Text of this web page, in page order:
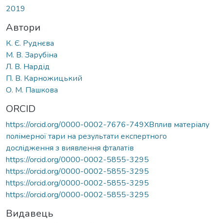
2019
Автори
К. Є. Руднєва
М. В. Зарубіна
Л. В. Нардід
П. В. Карножицький
О. М. Пашкова
ORCID
https://orcid.org/0000-0002-7676-749XВплив матеріалу
полімерної тари на результати експертного
дослідження з виявлення фталатів
https://orcid.org/0000-0002-5855-3295
https://orcid.org/0000-0002-5855-3295
https://orcid.org/0000-0002-5855-3295
https://orcid.org/0000-0002-5855-3295
Видавець